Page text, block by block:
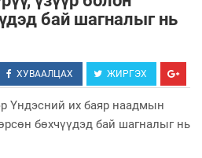
бай шагналыг нь
ХУВААЛЦАХ ЖИРГЭХ